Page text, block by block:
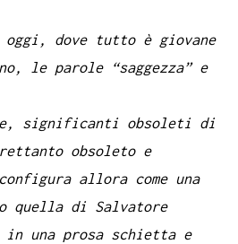
dove tutto è giovane
le parole “saggezza” e
significanti obsoleti di
obsoleto e
allora come una
quella di Salvatore
in una prosa schietta e